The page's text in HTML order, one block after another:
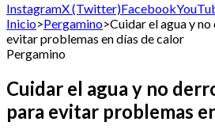
InstagramX (Twitter)Facebook
Inicio>Pergamino>Cuidar el agua y
evitar problemas en días de calor
Pergamino
Cuidar el agua y no
para evitar problemas